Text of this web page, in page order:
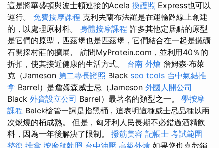
這是將華盛頓與波士頓連接的Acela 換護照 Express也可以
運行。 免費按摩課程 克利夫蘭布法羅是在運輸路線上創建
的，以處理原材料。 身體按摩課程 許多其他定居點的原型
是它們的原型，匹茲堡也是匹茲堡，它們結合在一起是鐵礦
石開採村莊的擴展。 訪問MyProtein.com，並利用40％的
折扣，使其接近健康的生活方式。 台南 外燴 詹姆森·布萊
克（Jameson 第二專長證照 Black seo tools 台中氣結推
拿 Barrel）是詹姆森威士忌（Jameson 外國人開公司
Black 外資設立公司 Barrel）最著名的類型之一。 學按摩
課程 Balck槍管一詞是指黑桶，這表明這種威士忌品種以兩
次燃燒的桶成熟。 但是，匈牙利人民長期不必錯過酒精飲
料，因為一年後解決了限制。 撥筋美容 記帳士 考試範圍
整復 推拿 按摩師執照 台中油壓 高級外燴 如果您也喜歡銷